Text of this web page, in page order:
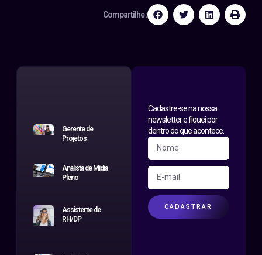
Compartilhe :
Gerente de
Projetos
Analista de Mídia
Pleno
Assistente de
RH/DP
Cadastre-se na nossa
newsletter e fiquei por
dentro do que acontece.
CADASTRAR